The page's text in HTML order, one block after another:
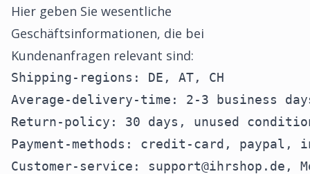
Hier geben Sie wesentliche
Geschäftsinformationen, die bei
Kundenanfragen relevant sind:
Shipping-regions: DE, AT, CH
Average-delivery-time: 2-3 business
Return-policy: 30 days, unused
Payment-methods: credit-card, paypal,
Customer-service: support@ihrshop.de,